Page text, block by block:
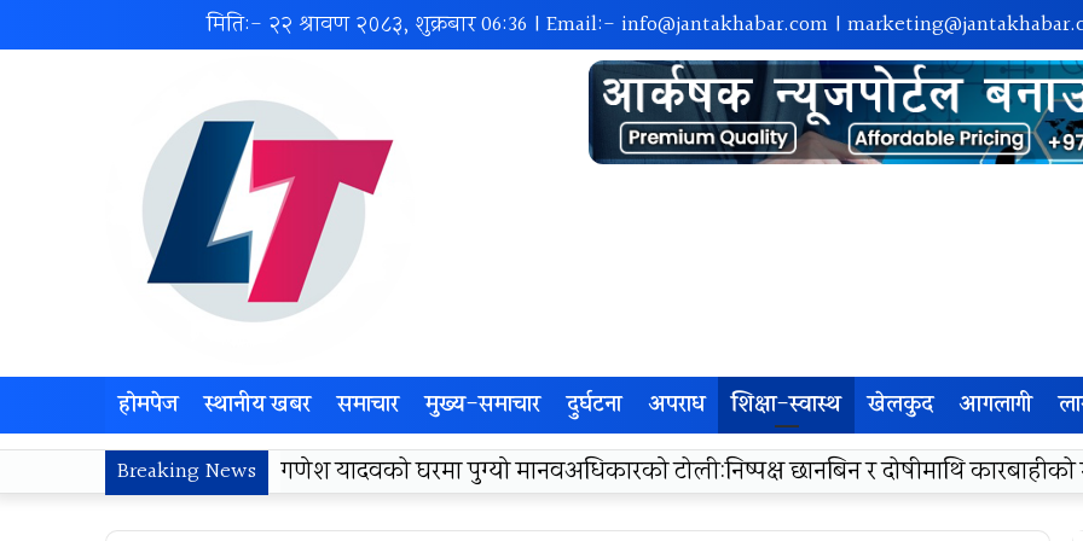
मिति:- २२ श्रावण २०८३, शुक्रबार06:36 | Email:- info@jantakhabar.com |
होमपेज स्थानीय खबर समाचार मुख्य-समाचार दुर्घटना अपराध शिक्षा-स्वास्थ खेलकुद आगलागी
Breaking News लोकज्योती उत्थान केन्द्रद्वारा अम्बासमा १०५ विपन्न विद्यार्थीलाई शैक्षिक तथा खेलकुद